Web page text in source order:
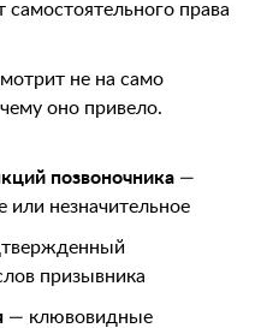
самостоятельного права
не на само
оно привело.
позвоночника —
или незначительное
призывника
— клювовидные